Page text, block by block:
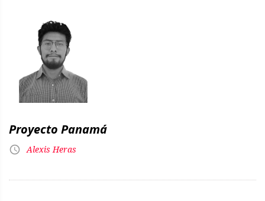
Proyecto Panamá
Alexis Heras